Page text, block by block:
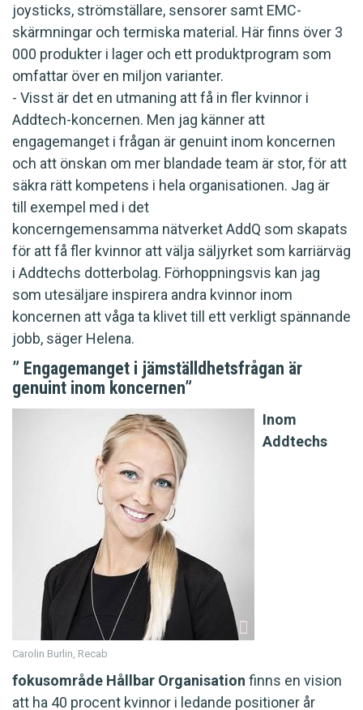
joysticks, strömställare, sensorer samt EMC-
skärmningar och termiska material. Här finns över 3
000 produkter i lager och ett produktprogram som
omfattar över en miljon varianter.
- Visst är det en utmaning att få in fler kvinnor i
Addtech-koncernen. Men jag känner att
engagemanget i frågan är genuint inom koncernen
och att önskan om mer blandade team är stor, för att
säkra rätt kompetens i hela organisationen. Jag är
till exempel med i det
koncerngemensamma nätverket AddQ som skapats
för att få fler kvinnor att välja säljyrket som karriärväg
i Addtechs dotterbolag. Förhoppningsvis kan jag
som utesäljare inspirera andra kvinnor inom
koncernen att våga ta klivet till ett verkligt spännande
jobb, säger Helena.
” Engagemanget i jämställdhetsfrågan är
genuint inom koncernen”
Carolin Burlin, Recab
Inom
Addtechs
fokusområde Hållbar Organisation finns en vision
att ha 40 procent kvinnor i ledande positioner år